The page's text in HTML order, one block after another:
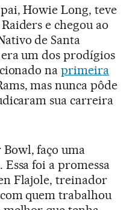
Howie Long, teve
e chegou ao
de Santa
um dos prodígios
naprimeira
mas nunca pôde
sua carreira
Bowl, faço uma
Essa foi a promessa
Flajole, treinador
quem trabalhou